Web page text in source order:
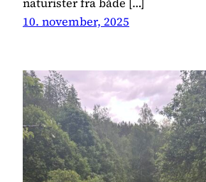
10. november, 2025